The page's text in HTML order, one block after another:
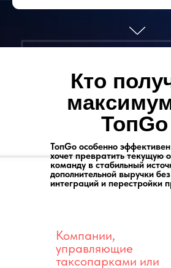
Кто
ТопGo
ТопGo особенно
хочет превратить текущую
команду в стабильный
дополнительной выручки
интеграций и перестройки
Компании,
управляющие
таксопарками или